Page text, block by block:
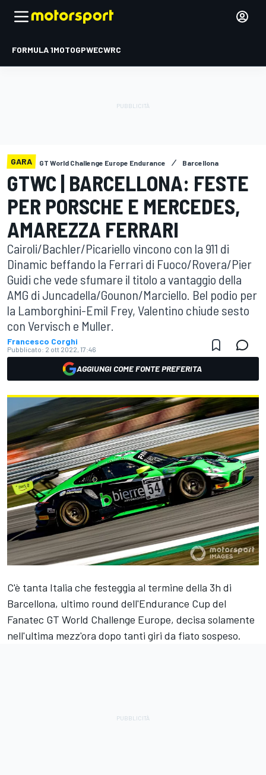
FORMULA 1MOTOGPWECWRC
GARA GT World Challenge Europe Endurance Barcellona
GTWC | BARCELLONA: FESTE
PER PORSCHE E MERCEDES,
AMAREZZA FERRARI
Cairoli/Bachler/Picariello vincono con la 911 di
Dinamic beffando la Ferrari di Fuoco/Rovera/Pier
Guidi che vede sfumare il titolo a vantaggio della
AMG di Juncadella/Gounon/Marciello. Bel podio per
la Lamborghini-Emil Frey, Valentino chiude sesto
con Vervisch e Muller.
Francesco Corghi
Pubblicato: 2 ott 2022, 17:46
AGGIUNGI COME FONTE PREFERITA
C'è tanta Italia che festeggia al termine della 3h di
Barcellona, ultimo round dell'Endurance Cup del
Fanatec GT World Challenge Europe, decisa solamente
nell'ultima mezz'ora dopo tanti giri da fiato sospeso.